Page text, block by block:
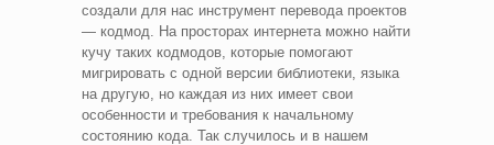
создали для нас инструмент перевода проектов
— кодмод. На просторах интернета можно найти
кучу таких кодмодов, которые помогают
мигрировать с одной версии библиотеки, языка
на другую, но каждая из них имеет свои
особенности и требования к начальному
состоянию кода. Так случилось и в нашем